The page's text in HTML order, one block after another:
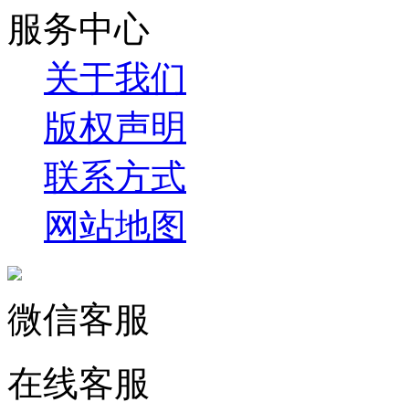
服务中心
关于我们
版权声明
联系方式
网站地图
微信客服
在线客服